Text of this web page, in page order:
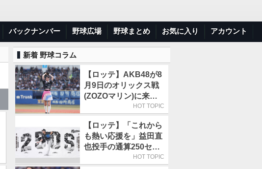
バックナンバー 野球広場 野球まとめ お気に入り アカウント
新着 野球コラム
【ロッテ】AKB48が8
月9日のオリックス戦
(ZOZOマリン)に来場
／佐藤綺星「一番の思
HOT TOPIC
【ロッテ】「これから
も熱い応援を」益田直
也投手の通算250セー
ブ記念グッズ第2弾が
HOT TOPIC